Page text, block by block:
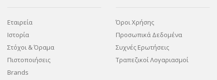
Εταιρεία
Ιστορία
Στόχοι & Όραμα
Πιστοποιήσεις
Brands
Όροι Χρήσης
Προσωπικά Δεδομένα
Συχνές Ερωτήσεις
Τραπεζικοί Λογαριασμοί